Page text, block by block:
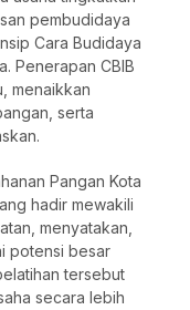
pembudidaya
Cara Budidaya
Penerapan CBIB
menaikkan
serta
Pangan Kota
hadir mewakili
menyatakan,
potensi besar
tersebut
secara lebih